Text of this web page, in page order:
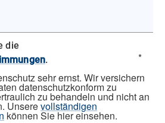
die
.
*
sehr ernst. Wir versichern
datenschutzkonform zu
zu behandeln und nicht an
Unserevollständigen
können Sie hier einsehen.